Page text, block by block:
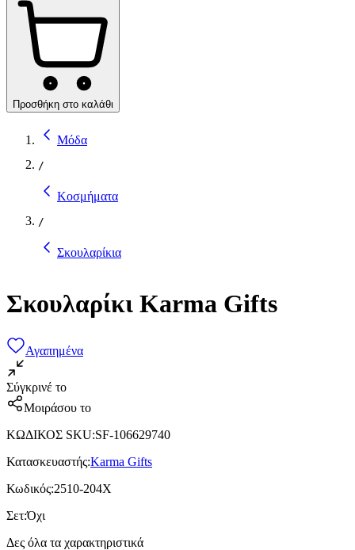
Προσθήκη στο καλάθι
Μόδα
/
Κοσμήματα
/
Σκουλαρίκια
Σκουλαρίκι Karma Gifts
Αγαπημένα
Σύγκρινέ το
Μοιράσου το
ΚΩΔΙΚΟΣ SKU:SF-106629740
Κατασκευαστής:Karma Gifts
Κωδικός:2510-204X
Σετ:Όχι
Δες όλα τα χαρακτηριστικά